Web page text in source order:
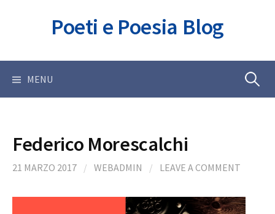
Poeti e Poesia Blog
MENU Ricerca
Federico Morescalchi
21 MARZO 2017 / WEBADMIN / LEAVE A COMMENT